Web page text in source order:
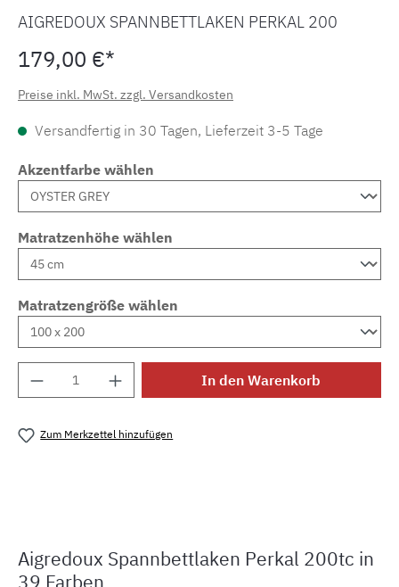
AIGREDOUX SPANNBETTLAKEN PERKAL 200
179,00 €*
Preise inkl. MwSt. zzgl. Versandkosten
Versandfertig in 30 Tagen, Lieferzeit 3-5 Tage
Akzentfarbe wählen
Matratzenhöhe wählen
Matratzengröße wählen
Produkt Anzahl: Gib den gewünschten
In den Warenkorb
Zum Merkzettel hinzufügen
Aigredoux Spannbettlaken Perkal 200tc in
39 Farben